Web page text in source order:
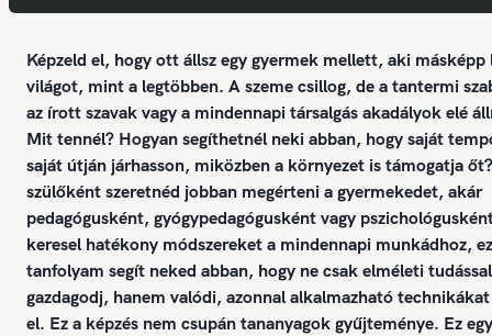
Képzeld el, hogy ott állsz egy gyermek mellett, aki másképp
világot, mint a legtöbben. A szeme csillog, de a tantermi
az írott szavak vagy a mindennapi társalgás akadályok elé
Mit tennél? Hogyan segíthetnél neki abban, hogy saját
saját útján járhasson, miközben a környezet is támogatja
szülőként szeretnéd jobban megérteni a gyermekedet, akár
pedagógusként, gyógypedagógusként vagy
keresel hatékony módszereket a mindennapi munkádhoz,
tanfolyam segít neked abban, hogy ne csak elméleti tudással
gazdagodj, hanem valódi, azonnal alkalmazható
el. Ez a képzés nem csupán tananyagok gyűjteménye. Ez egy